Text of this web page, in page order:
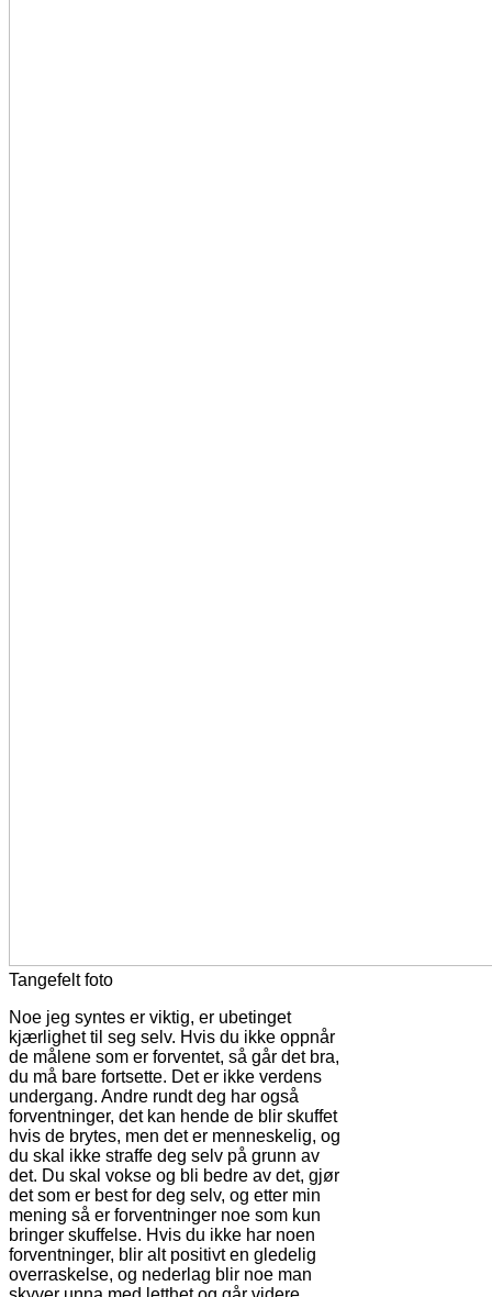
Tangefelt foto
Noe jeg syntes er viktig, er ubetinget
kjærlighet til seg selv. Hvis du ikke oppnår
de målene som er forventet, så går det bra,
du må bare fortsette. Det er ikke verdens
undergang. Andre rundt deg har også
forventninger, det kan hende de blir skuffet
hvis de brytes, men det er menneskelig, og
du skal ikke straffe deg selv på grunn av
det. Du skal vokse og bli bedre av det, gjør
det som er best for deg selv, og etter min
mening så er forventninger noe som kun
bringer skuffelse. Hvis du ikke har noen
forventninger, blir alt positivt en gledelig
overraskelse, og nederlag blir noe man